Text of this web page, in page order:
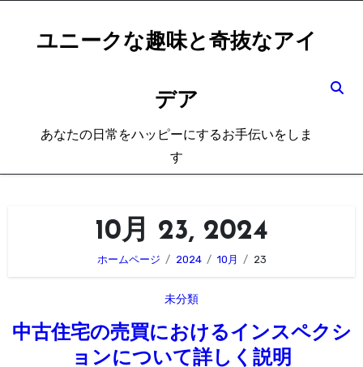
ユニークな趣味と奇抜なアイ
デア
あなたの日常をハッピーにするお手伝いをしま
す
10月 23, 2024
ホームページ 2024 10月 23
未分類
中古住宅の売買におけるインスペクシ
ョンについて詳しく説明